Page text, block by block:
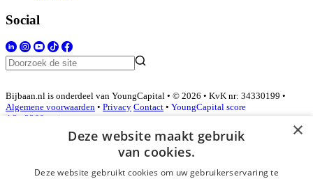
Social
Bijbaan.nl is onderdeel van YoungCapital • © 2026 • KvK nr: 34330199 •
Algemene voorwaarden • Privacy Contact • YoungCapital score
4.3 - 3366 reviews
Inloggen als bedrijf
×
Deze website maakt gebruik
van cookies.
Deze website gebruikt cookies om uw gebruikerservaring te